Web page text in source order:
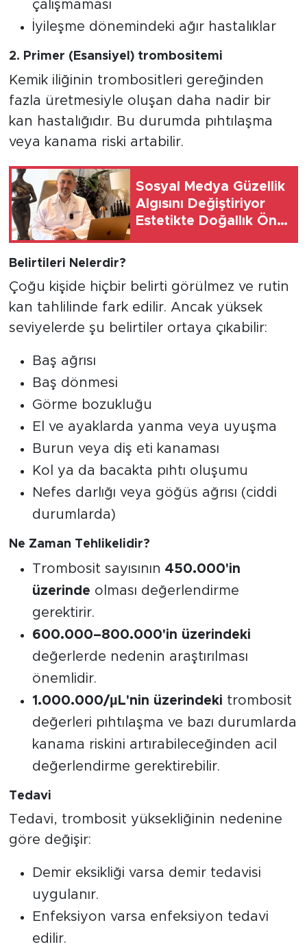
çalışmaması
İyileşme dönemindeki ağır hastalıklar
2. Primer (Esansiyel) trombositemi
Kemik iliğinin trombositleri gereğinden
fazla üretmesiyle oluşan daha nadir bir
kan hastalığıdır. Bu durumda pıhtılaşma
veya kanama riski artabilir.
Sosyal Medya Güzellik
Algısını Değiştiriyor
Estetikte Doğallık Ön
Belirtileri Nelerdir?
Çoğu kişide hiçbir belirti görülmez ve rutin
kan tahlilinde fark edilir. Ancak yüksek
seviyelerde şu belirtiler ortaya çıkabilir:
Baş ağrısı
Baş dönmesi
Görme bozukluğu
El ve ayaklarda yanma veya uyuşma
Burun veya diş eti kanaması
Kol ya da bacakta pıhtı oluşumu
Nefes darlığı veya göğüs ağrısı (ciddi
durumlarda)
Ne Zaman Tehlikelidir?
Trombosit sayısının 450.000'in
üzerinde olması değerlendirme
gerektirir.
600.000–800.000'in üzerindeki
değerlerde nedenin araştırılması
önemlidir.
1.000.000/µL'nin üzerindeki trombosit
değerleri pıhtılaşma ve bazı durumlarda
kanama riskini artırabileceğinden acil
değerlendirme gerektirebilir.
Tedavi
Tedavi, trombosit yüksekliğinin nedenine
göre değişir:
Demir eksikliği varsa demir tedavisi
uygulanır.
Enfeksiyon varsa enfeksiyon tedavi
edilir.